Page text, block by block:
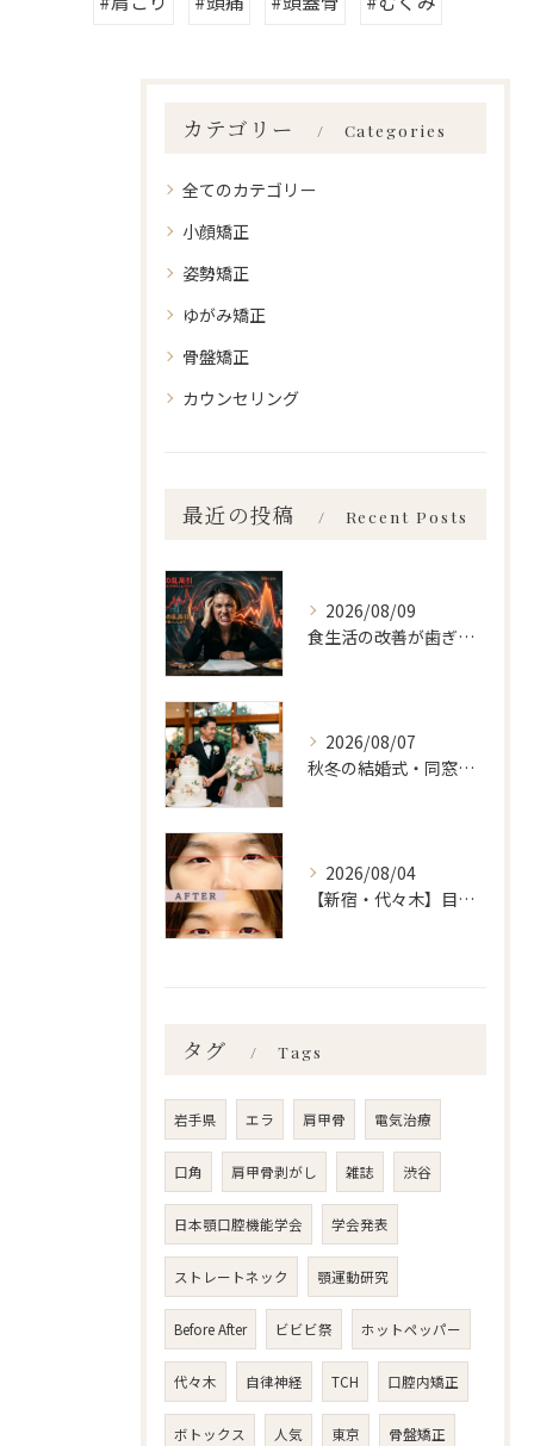
カテゴリー Categories
全てのカテゴリー
小顔矯正
姿勢矯正
ゆがみ矯正
骨盤矯正
カウンセリング
最近の投稿 Recent Posts
2026/08/09
食生活の改善が歯ぎしり、食いしばり 新宿・食いしばり・骨盤矯正・小顔矯正・顎関節症・顔の左右差ならailesシンメトリー矯正院
2026/08/07
秋冬の結婚式・同窓会に間に合わせるなら「今」始めるべき理由 ailes式 before・after 新宿・食いしばり・骨盤矯正・小顔矯正・顎関節症・顔の左右差ならailesシンメトリー矯正院
2026/08/04
【新宿・代々木】目の左右差ailes式 before・after 新宿・食いしばり・骨盤矯正・小顔矯正・顎関節症・顔の左右差ならailesシンメトリー矯正院
タグ Tags
岩手県 エラ 肩甲骨 電気治療
口角 肩甲骨剥がし 雑誌 渋谷
日本顎口腔機能学会 学会発表
ストレートネック 顎運動研究
Before After ビビビ祭 ホットペッパー
代々木 自律神経 TCH 口腔内矯正
ボトックス 人気 東京 骨盤矯正